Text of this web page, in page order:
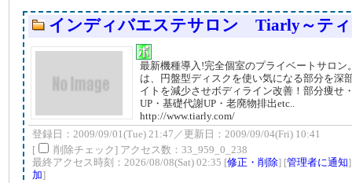
インディバエステサロン Tiarly～テ
最新機種導入!完全個室のプライベートサロン
は、円盤型ディスクを使い気になる部分を深
イトを減少させボディライン改善！部分痩せ
UP・基礎代謝UP・老廃物排出etc..
http://www.tiarly.com/
登録日：2009/09/01(Tue) 21:47／更新日：2009/09/04(Fri) 10:41
[
削除チェック] アクセス数：33_959_0_238
最終アクセス時刻：2026/08/08(Sat) 02:35 [修正・削除] [管理者に通知
加]